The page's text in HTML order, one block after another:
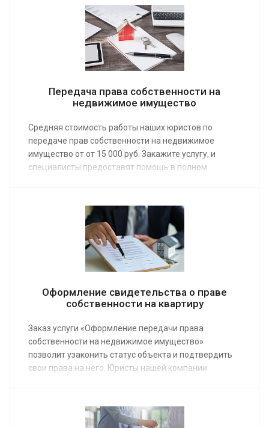
недвижимости от от 10 000 руб. Сделав заказ услуги,
вы получите профессиональную помощь, без
которой шансы на спех дела резко падают.
Передача права собственности на
недвижимое имущество
Средняя стоимость работы наших юристов по
передаче прав собственности на недвижимое
имущество от от 15 000 руб. Закажите услугу, и
специалисты предоставят помощь в полном
завершить начатое дело.
Оформление свидетельства о праве
собственности на квартиру
Заказ услуги «Оформление передачи права
собственности на недвижимое имущество»
позволит узаконить статус объекта и подтвердить
свои права на него. Юристы нашей компании
работы: от первой консультации, на которой клиент
узнает о перспективах и возможных проблемах, до